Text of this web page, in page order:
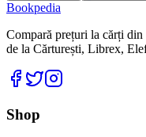
Bookpedia
Compară prețuri la cărți din
de la Cărturești, Librex,
Facebook
Twitter
Shop